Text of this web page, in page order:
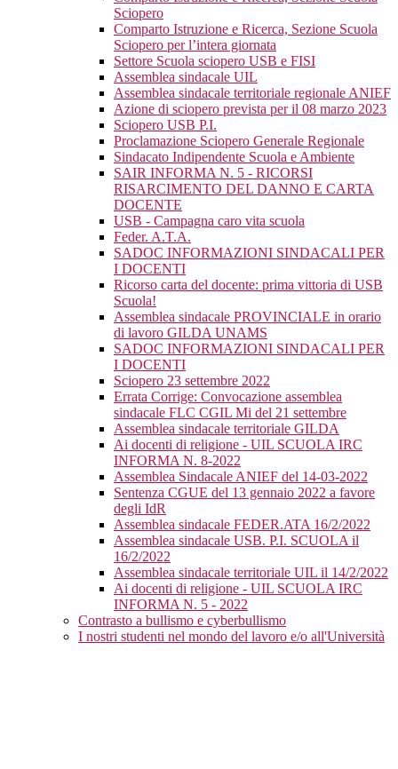
Sciopero
Comparto Istruzione e Ricerca, Sezione Scuola
Sciopero per l’intera giornata
Settore Scuola sciopero USB e FISI
Assemblea sindacale UIL
Assemblea sindacale territoriale regionale ANIEF
Azione di sciopero prevista per il 08 marzo 2023
Sciopero USB P.I.
Proclamazione Sciopero Generale Regionale
Sindacato Indipendente Scuola e Ambiente
SAIR INFORMA N. 5 - RICORSI
RISARCIMENTO DEL DANNO E CARTA
DOCENTE
USB - Campagna caro vita scuola
Feder. A.T.A.
SADOC INFORMAZIONI SINDACALI PER
I DOCENTI
Ricorso carta del docente: prima vittoria di USB
Scuola!
Assemblea sindacale PROVINCIALE in orario
di lavoro GILDA UNAMS
SADOC INFORMAZIONI SINDACALI PER
I DOCENTI
Sciopero 23 settembre 2022
Errata Corrige: Convocazione assemblea
sindacale FLC CGIL Mi del 21 settembre
Assemblea sindacale territoriale GILDA
Ai docenti di religione - UIL SCUOLA IRC
INFORMA N. 8-2022
Assemblea Sindacale ANIEF del 14-03-2022
Sentenza CGUE del 13 gennaio 2022 a favore
degli IdR
Assemblea sindacale FEDER.ATA 16/2/2022
Assemblea sindacale USB. P.I. SCUOLA il
16/2/2022
Assemblea sindacale territoriale UIL il 14/2/2022
Ai docenti di religione - UIL SCUOLA IRC
INFORMA N. 5 - 2022
Contrasto a bullismo e cyberbullismo
I nostri studenti nel mondo del lavoro e/o all'Università